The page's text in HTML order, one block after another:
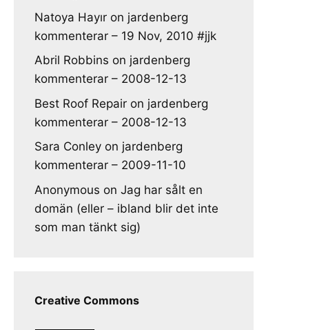
Natoya Hayır on jardenberg
kommenterar – 19 Nov, 2010 #jjk
Abril Robbins on jardenberg
kommenterar – 2008-12-13
Best Roof Repair on jardenberg
kommenterar – 2008-12-13
Sara Conley on jardenberg
kommenterar – 2009-11-10
Anonymous on Jag har sålt en
domän (eller – ibland blir det inte
som man tänkt sig)
Creative Commons